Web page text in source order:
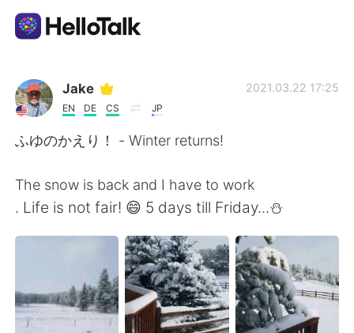
語言交換應用
AI Grammar Checker
English 简体中文
العربية
Français Deutsch
Jake
EN DE CS JP
2021.03.22 17:25
ふゆのかえり！ - Winter returns!
The snow is back and I have to work
. Life is not fair! 😄 5 days till Friday...⛄